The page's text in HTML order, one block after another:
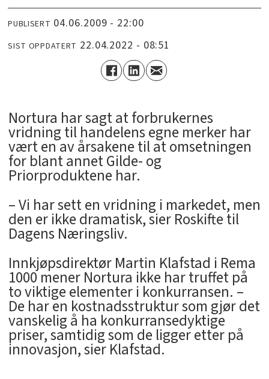
PUBLISERT 04.06.2009 - 22:00
SIST OPPDATERT 22.04.2022 - 08:51
Nortura har sagt at forbrukernes
vridning til handelens egne merker har
vært en av årsakene til at omsetningen
for blant annet Gilde- og
Priorproduktene har.
– Vi har sett en vridning i markedet, men
den er ikke dramatisk, sier Roskifte til
Dagens Næringsliv.
Innkjøpsdirektør Martin Klafstad i Rema
1000 mener Nortura ikke har truffet på
to viktige elementer i konkurransen. –
De har en kostnadsstruktur som gjør det
vanskelig å ha konkurransedyktige
priser, samtidig som de ligger etter på
innovasjon, sier Klafstad.